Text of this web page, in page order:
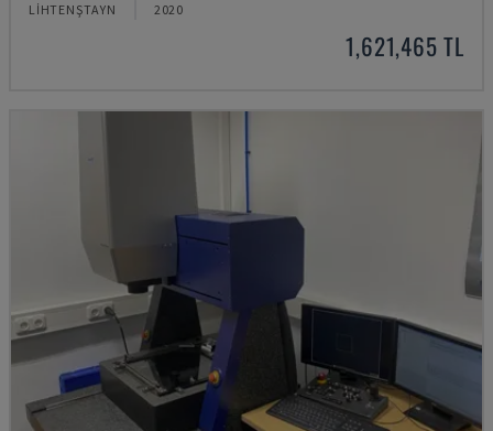
LIHTENŞTAYN 2020
1,621,465 TL